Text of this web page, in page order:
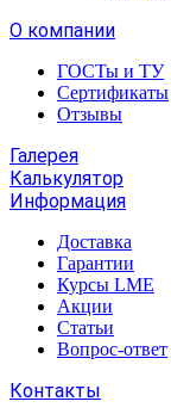
О компании
ГОСТы и ТУ
Сертификаты
Отзывы
Галерея
Калькулятор
Информация
Доставка
Гарантии
Курсы LME
Акции
Статьи
Вопрос-ответ
Контакты